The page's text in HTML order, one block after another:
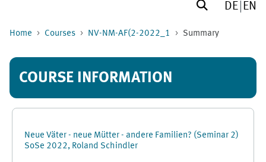
DE EN
Home Courses NV-NM-AF(2-2022_1 Summary
COURSE INFORMATION
Neue Väter - neue Mütter - andere Familien? (Seminar 2)
SoSe 2022, Roland Schindler